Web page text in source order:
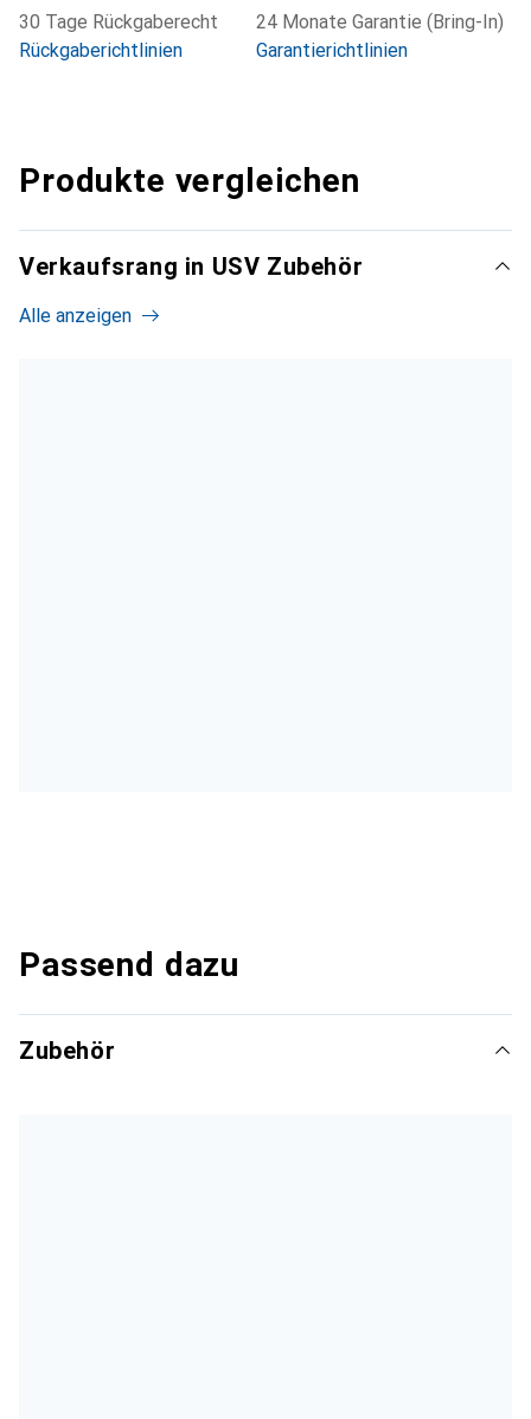
30 Tage Rückgaberecht
Rückgaberichtlinien
24 Monate Garantie (Bring-In)
Garantierichtlinien
Produkte vergleichen
Verkaufsrang in USV Zubehör
Alle anzeigen
Passend dazu
Zubehör